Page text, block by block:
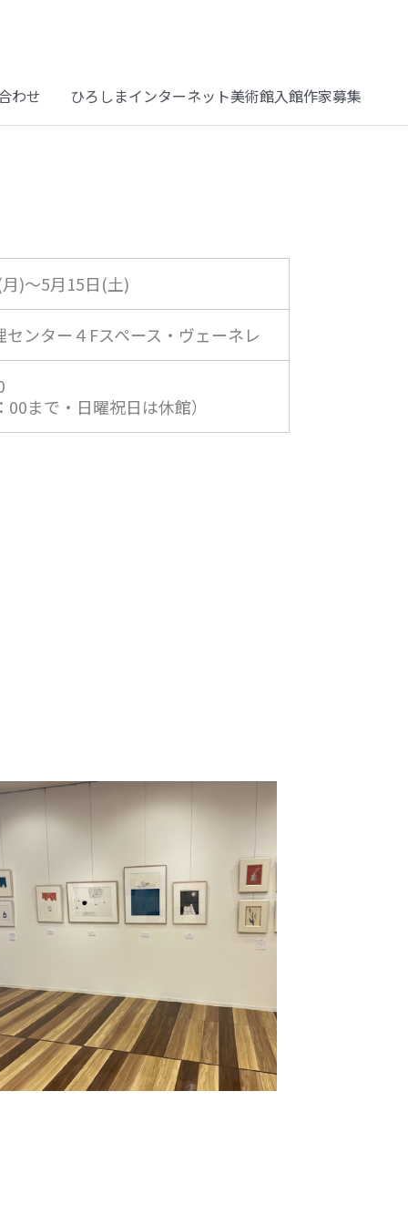
わせ ひろしまインターネット美術館入館作家募集
)～5月15日(土)
ンター４Fスペース・ヴェーネレ
00まで・日曜祝日は休館）